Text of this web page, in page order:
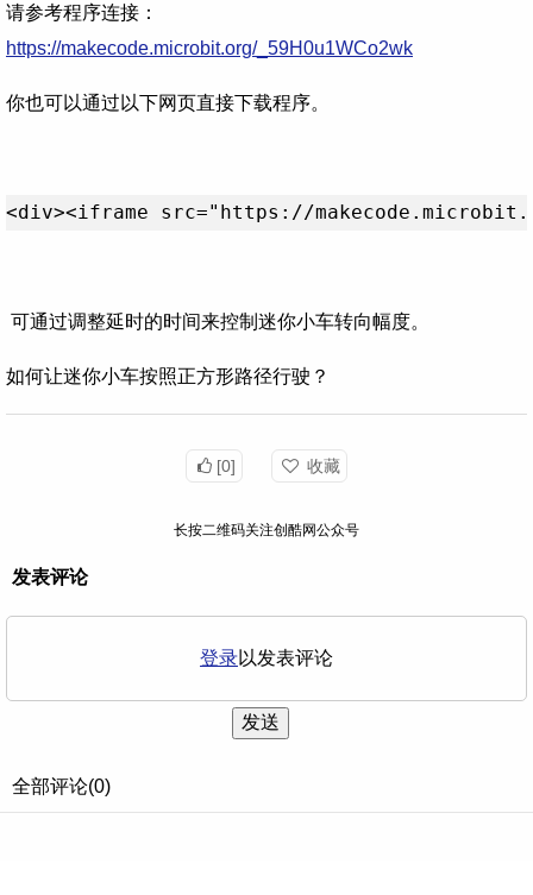
请参考程序连接：
https://makecode.microbit.org/_59H0u1WCo2wk
你也可以通过以下网页直接下载程序。
<div><iframe src="https://
可通过调整延时的时间来控制迷你小车转向幅度。
如何让迷你小车按照正方形路径行驶？
[0] 收藏
长按二维码关注创酷网公众号
发表评论
登录以发表评论
发送
全部评论(0)